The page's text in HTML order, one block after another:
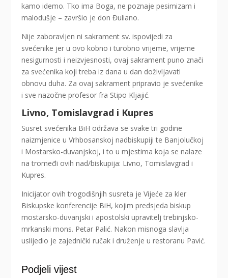
kamo idemo. Tko ima Boga, ne poznaje pesimizam i
malodušje – završio je don Đuliano.
Nije zaboravljen ni sakrament sv. ispovijedi za
svećenike jer u ovo kobno i turobno vrijeme, vrijeme
nesigurnosti i neizvjesnosti, ovaj sakrament puno znači
za svećenika koji treba iz dana u dan doživljavati
obnovu duha. Za ovaj sakrament pripravio je svećenike
i sve nazočne profesor fra Stipo Kljajić.
Livno, Tomislavgrad i Kupres
Susret svećenika BiH održava se svake tri godine
naizmjenice u Vrhbosanskoj nadbiskupiji te Banjolučkoj
i Mostarsko-duvanjskoj, i to u mjestima koja se nalaze
na tromeđi ovih nad/biskupija: Livno, Tomislavgrad i
Kupres.
Inicijator ovih trogodišnjih susreta je Vijeće za kler
Biskupske konferencije BiH, kojim predsjeda biskup
mostarsko-duvanjski i apostolski upravitelj trebinjsko-
mrkanski mons. Petar Palić. Nakon misnoga slavlja
uslijedio je zajednički ručak i druženje u restoranu Pavić.
Podjeli vijest